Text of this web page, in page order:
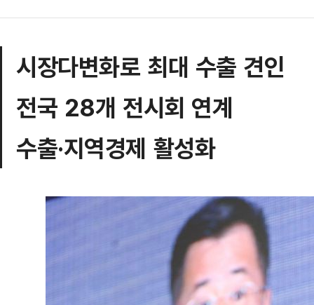
시장다변화로 최대 수출 견인
전국 28개 전시회 연계
수출·지역경제 활성화